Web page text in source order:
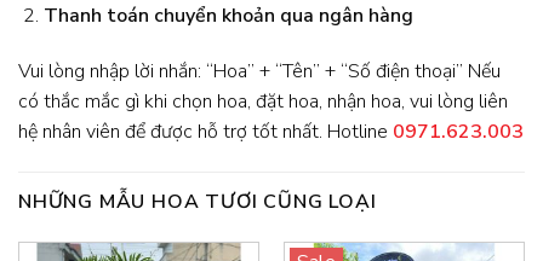
Thanh toán chuyển khoản qua ngân hàng
Vui lòng nhập lời nhắn: “Hoa” + “Tên” + “Số điện thoại” Nếu
có thắc mắc gì khi chọn hoa, đặt hoa, nhận hoa, vui lòng liên
hệ nhân viên để được hỗ trợ tốt nhất. Hotline 0971.623.003
NHỮNG MẪU HOA TƯƠI CŨNG LOẠI